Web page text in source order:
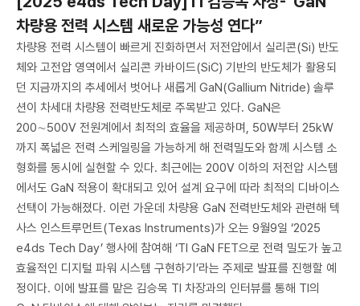
차량용 전력 시스템 새로운 가능성 연다”
차량용 전력 시스템이 빠르게 진화하면서 저전압에서 실리콘(Si) 반도
체와 고전압 영역에서 실리콘 카바이드(SiC) 기반의 반도체가 활용되
던 지금까지의 추세에서 벗어나 새롭게 GaN(Gallium Nitride) 솔루
션이 차세대 차량용 전력반도체로 주목받고 있다. GaN은
200∼500V 전원계에서 최적의 효율을 제공하며, 50W부터 25kW
까지 폭넓은 전력 스케일링을 가능하게 해 전력밀도와 함께 시스템 소
형화를 동시에 실현할 수 있다. 최근에는 200V 이하의 저전압 시스템
에서도 GaN 적용이 확대되고 있어 설계 요구에 따라 최적의 디바이스
선택이 가능해졌다. 이런 가운데 차량용 GaN 전력반도체와 관련해 텍
사스 인스트루먼트(Texas Instruments)가 오는 9월9일 ‘2025
e4ds Tech Day’ 행사에 참여해 ‘TI GaN FET으로 전력 밀도가 높고
효율적인 디지털 파워 시스템 구현하기’라는 주제로 발표를 진행할 예
정이다. 이에 발표를 맡은 김승목 TI 차장과의 인터뷰를 통해 TI의